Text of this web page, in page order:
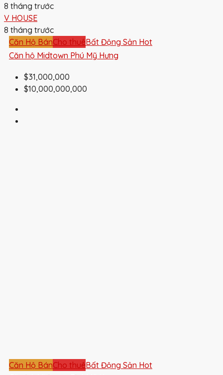
8 tháng trước
V HOUSE
8 tháng trước
Căn Hộ BánCho thuêBất Động Sản Hot
Căn hộ Midtown Phú Mỹ Hưng
$31,000,000
$10,000,000,000
Căn Hộ BánCho thuêBất Động Sản Hot